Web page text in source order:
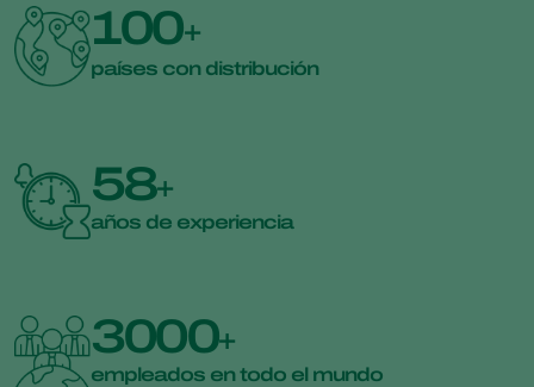
100+
países con distribución
58+
años de experiencia
3000+
empleados en todo el mundo